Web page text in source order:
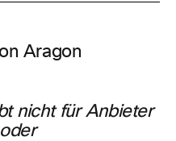
Aragon
nicht für Anbieter